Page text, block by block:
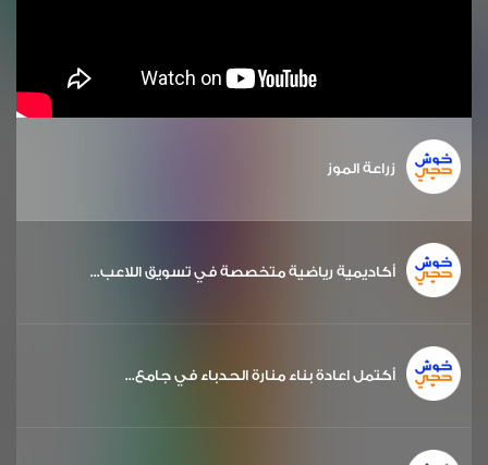
زراعة الموز
أكاديمية رياضية متخصصة في تسويق اللاعب...
أكتمل اعادة بناء منارة الحدباء في جامع...